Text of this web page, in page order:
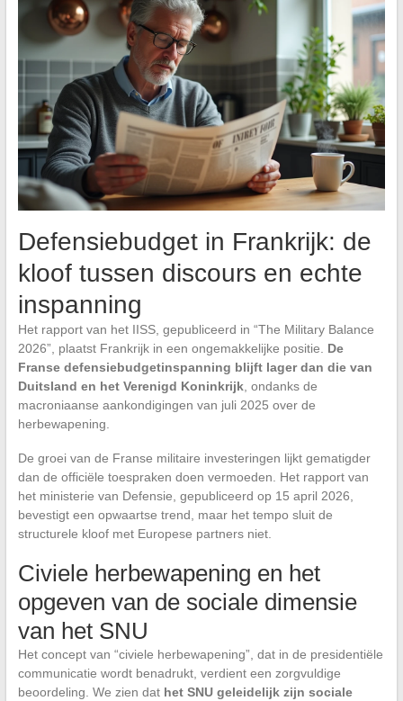
Defensiebudget in Frankrijk: de
kloof tussen discours en echte
inspanning
Het rapport van het IISS, gepubliceerd in “The Military Balance
2026”, plaatst Frankrijk in een ongemakkelijke positie. De
Franse defensiebudgetinspanning blijft lager dan die van
Duitsland en het Verenigd Koninkrijk, ondanks de
macroniaanse aankondigingen van juli 2025 over de
herbewapening.
De groei van de Franse militaire investeringen lijkt gematigder
dan de officiële toespraken doen vermoeden. Het rapport van
het ministerie van Defensie, gepubliceerd op 15 april 2026,
bevestigt een opwaartse trend, maar het tempo sluit de
structurele kloof met Europese partners niet.
Civiele herbewapening en het
opgeven van de sociale dimensie
van het SNU
Het concept van “civiele herbewapening”, dat in de presidentiële
communicatie wordt benadrukt, verdient een zorgvuldige
beoordeling. We zien dat het SNU geleidelijk zijn sociale